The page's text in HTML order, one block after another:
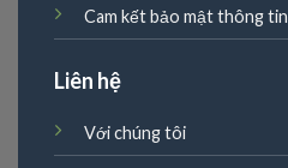
Cam kết bảo mật thông tin
Liên hệ
Với chúng tôi